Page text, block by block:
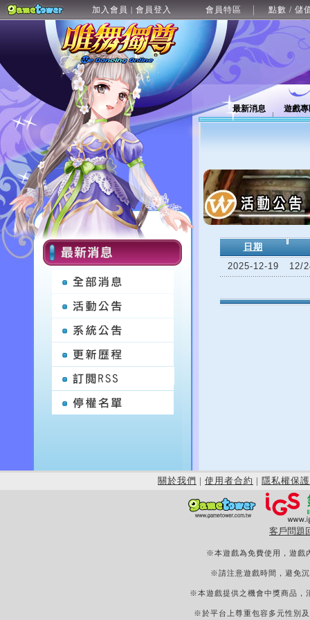
加入會員 | 會員登入 會員特區 點數 / 儲
最新消息 遊戲
日期
2025-12-19
12/
關於我們 | 使用者合約 | 隱私權保護
客戶問題
※本遊戲為免費使用，遊戲
※請注意遊戲時間，避免
※本遊戲提供之機會中獎商品，
※於平台上尊重包容多元性別